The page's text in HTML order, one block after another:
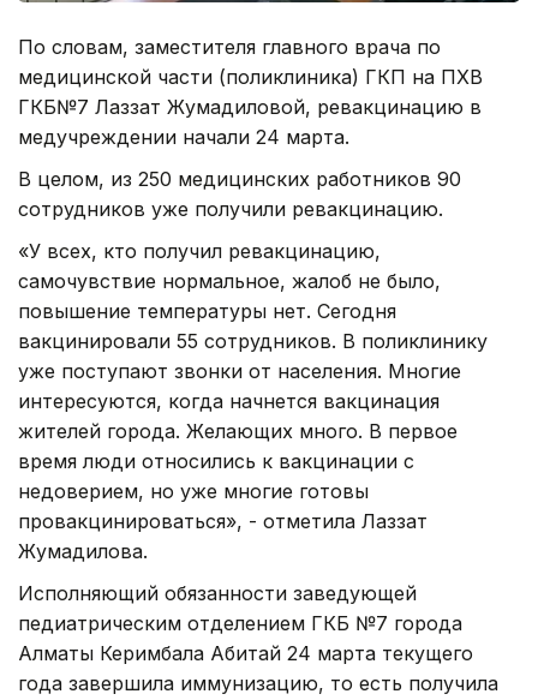
По словам, заместителя главного врача по
медицинской части (поликлиника) ГКП на ПХВ
ГКБ№7 Лаззат Жумадиловой, ревакцинацию в
медучреждении начали 24 марта.
В целом, из 250 медицинских работников 90
сотрудников уже получили ревакцинацию.
«У всех, кто получил ревакцинацию,
самочувствие нормальное, жалоб не было,
повышение температуры нет. Сегодня
вакцинировали 55 сотрудников. В поликлинику
уже поступают звонки от населения. Многие
интересуются, когда начнется вакцинация
жителей города. Желающих много. В первое
время люди относились к вакцинации с
недоверием, но уже многие готовы
провакцинироваться», - отметила Лаззат
Жумадилова.
Исполняющий обязанности заведующей
педиатрическим отделением ГКБ №7 города
Алматы Керимбала Абитай 24 марта текущего
года завершила иммунизацию, то есть получила